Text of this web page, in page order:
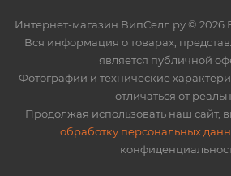
Интернет-магазин ВипСелл.ру © 2026
Вся информация о товарах,
является публичной
Фотографии и технические
отличаться от
Продолжая использовать наш сайт,
обработку персональных